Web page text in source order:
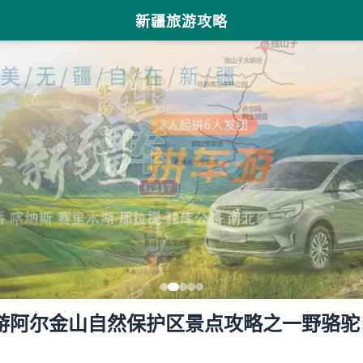
新疆旅游攻略
阿尔金山自然保护区景点攻略之一野骆